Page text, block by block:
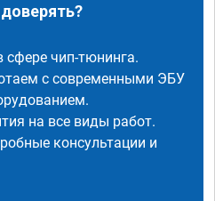
сфере чип-тюнинга.
с современными ЭБУ
на все виды работ.
консультации и